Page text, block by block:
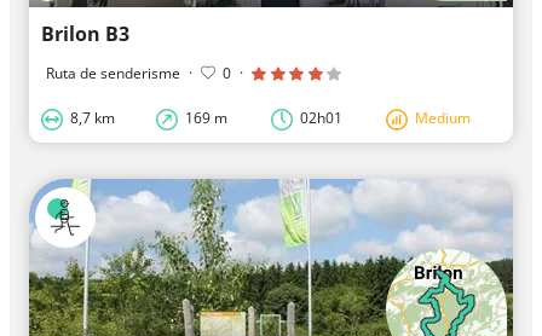
Brilon B3
Ruta de senderisme · 0 ·
8,7 km 169 m 02h01 Medium